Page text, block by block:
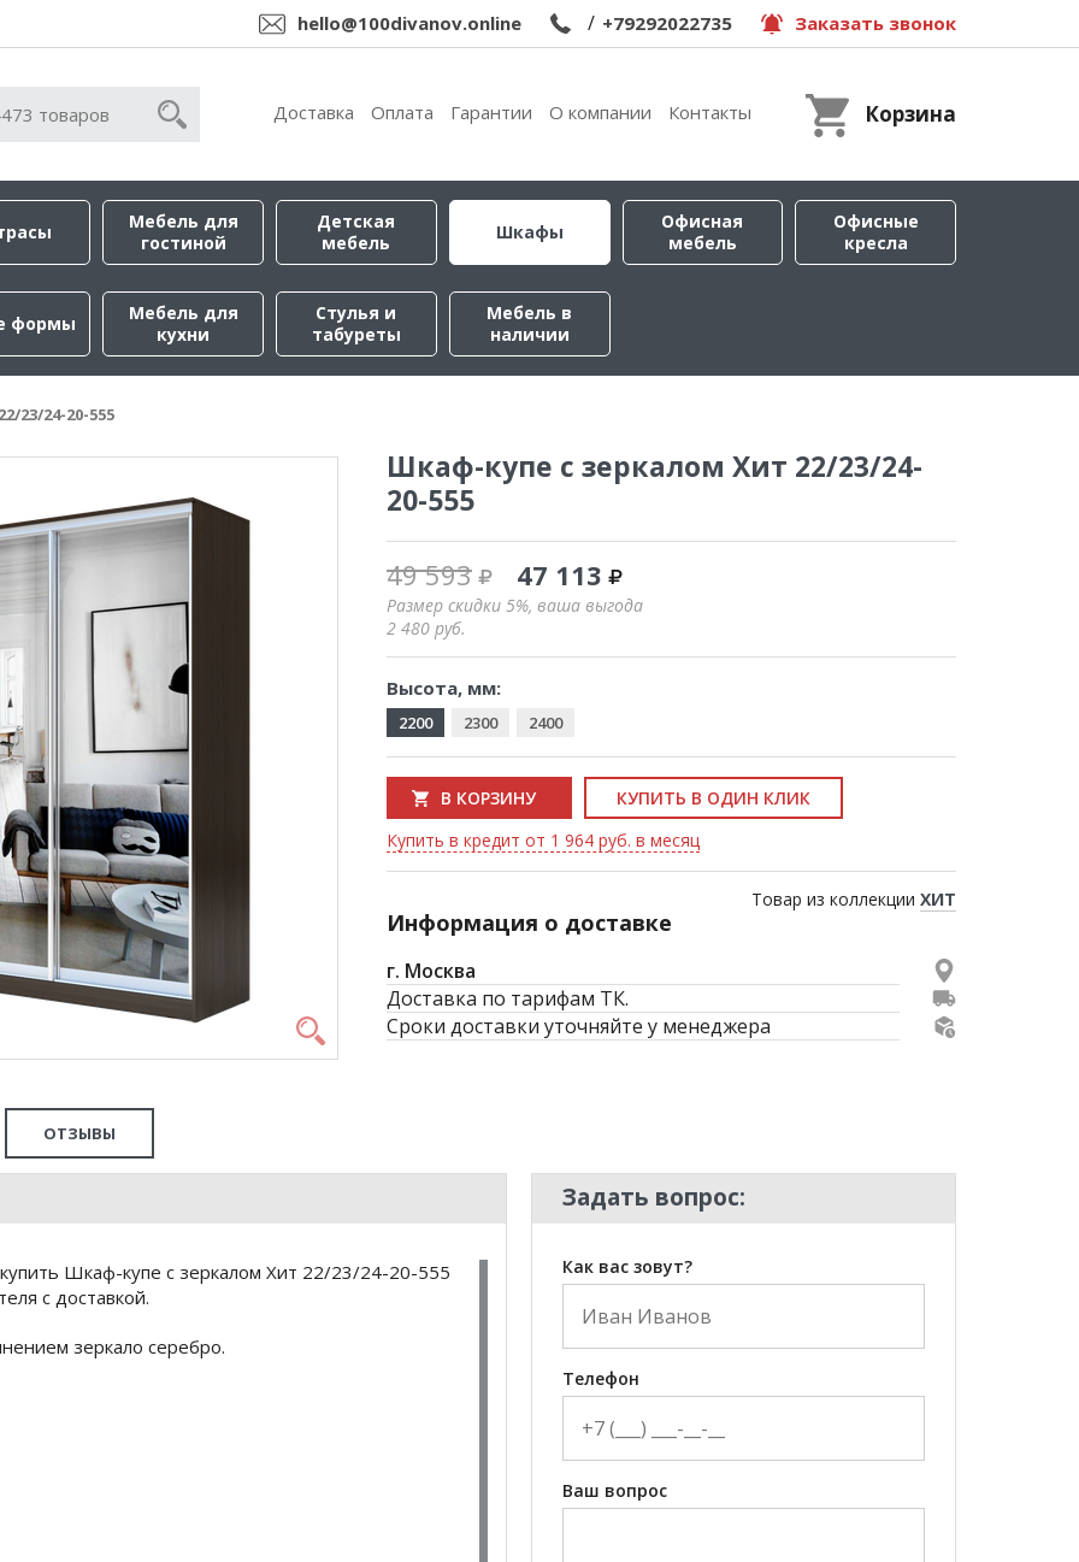
hello@100divanov.online / +79292022735 Заказать звонок
Доставка Оплата Гарантии О компании Контакты Корзина
Мебель для
гостиной
Детская
мебель
Шкафы
Офисная
мебель
Офисные
кресла
формы
Мебель для
кухни
Стулья и
табуреты
Мебель в
наличии
23/24-20-555
Шкаф-купе с зеркалом Хит 22/23/24-
20-555
49 593 47 113
Размер скидки 5%, ваша выгода
2 480 руб.
Высота, мм:
2200 2300 2400
В КОРЗИНУ
КУПИТЬ В ОДИН КЛИК
Купить в кредит от 1 964 руб. в месяц
Товар из коллекции ХИТ
Информация о доставке
г. Москва
Доставка по тарифам ТК.
Сроки доставки уточняйте у менеджера
ОТЗЫВЫ
Шкаф-купе с зеркалом Хит 22/23/24-20-555
с доставкой.
зеркало серебро.
Задать вопрос:
Как вас зовут?
Телефон
Ваш вопрос